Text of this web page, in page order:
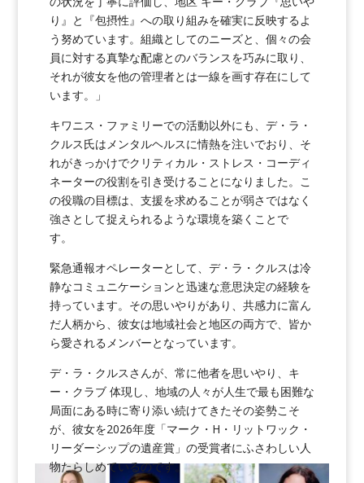
り』と『包摂性』への取り組みを確実に反映するよ
う努めています。組織としてのニーズと、個々の会
員に対する真摯な配慮とのバランスを巧みに取り、
それが彼女を他の管理者とは一線を画す存在にして
います。」
キワニス・ファミリーでの活動以外にも、デ・ラ・
クルス氏はメンタルヘルスに情熱を注いでおり、そ
れがきっかけでクリティカル・ストレス・コーディ
ネーターの役割を引き受けることになりました。こ
の役職の目標は、支援を求めることが弱さではなく
強さとして捉えられるような環境を築くことで
す。
緊急通報オペレーターとして、デ・ラ・クルスは冷
静なコミュニケーションと迅速な意思決定の経験を
持っています。その思いやりがあり、共感力に富ん
だ人柄から、彼女は地域社会と地区の両方で、皆か
ら愛されるメンバーとなっています。
デ・ラ・クルスさんが、常に他者を思いやり、キ
ー・クラブ 体現し、地域の人々が人生で最も困難な
局面にある時に寄り添い続けてきたその姿勢こそ
が、彼女を2026年度「マーク・H・リットワック・
リーダーシップの遺産賞」の受賞者にふさわしい人
物たらしめているのです。